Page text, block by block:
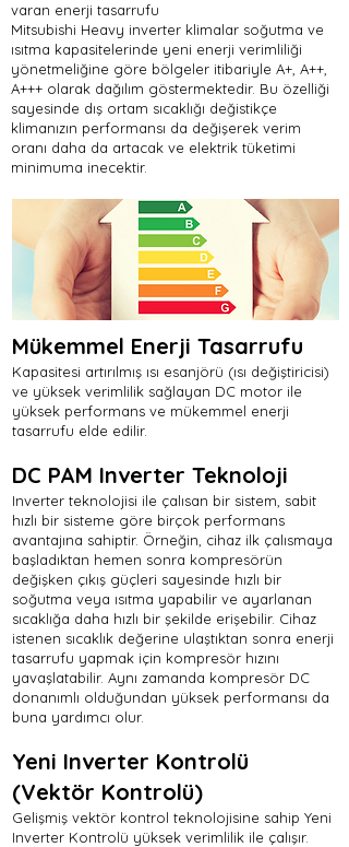
varan enerji tasarrufu
Mitsubishi Heavy inverter klimalar soğutma ve
ısıtma kapasitelerinde yeni enerji verimliliği
yönetmeliğine göre bölgeler itibariyle A+, A++,
A+++ olarak dağılım göstermektedir. Bu özelliği
sayesinde dış ortam sıcaklığı değistikçe
klimanızın performansı da değişerek verim
oranı daha da artacak ve elektrik tüketimi
minimuma inecektir.
Mükemmel Enerji Tasarrufu
Kapasitesi artırılmış ısı esanjörü (ısı değiştiricisi)
ve yüksek verimlilik sağlayan DC motor ile
yüksek performans ve mükemmel enerji
tasarrufu elde edilir.
DC PAM Inverter Teknoloji
Inverter teknolojisi ile çalısan bir sistem, sabit
hızlı bir sisteme göre birçok performans
avantajına sahiptir. Örneğin, cihaz ilk çalısmaya
başladıktan hemen sonra kompresörün
değişken çıkış güçleri sayesinde hızlı bir
soğutma veya ısıtma yapabilir ve ayarlanan
sıcaklığa daha hızlı bir şekilde erişebilir. Cihaz
istenen sıcaklık değerine ulaştıktan sonra enerji
tasarrufu yapmak için kompresör hızını
yavaşlatabilir. Aynı zamanda kompresör DC
donanımlı olduğundan yüksek performansı da
buna yardımcı olur.
Yeni Inverter Kontrolü
(Vektör Kontrolü)
Gelişmiş vektör kontrol teknolojisine sahip Yeni
Inverter Kontrolü yüksek verimlilik ile çalışır.